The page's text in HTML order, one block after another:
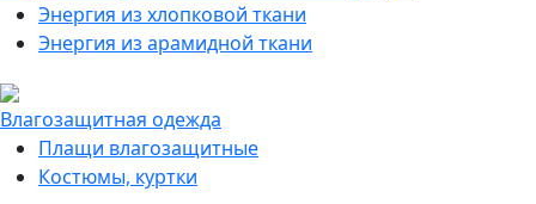
Энергия из хлопковой ткани
Энергия из арамидной ткани
Влагозащитная одежда
Плащи влагозащитные
Костюмы, куртки